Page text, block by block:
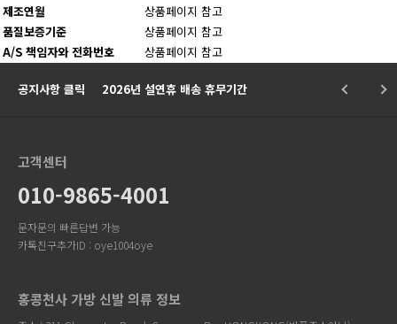
제조연월
상품페이지 참고
품질보증기준
상품페이지 참고
A/S 책임자와 전화번호
상품페이지 참고
공지사항 클릭 2026년 설연휴 배송 휴무기간
고객센터
010-9865-4001
문자문의 빠른답변 가능
카톡친구추가ID : oye1004oye
홍콩천사 가방 신발 의류 정보